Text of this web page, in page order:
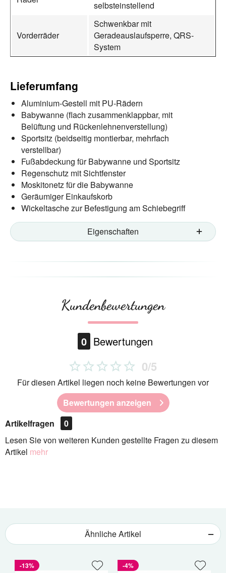
selbsteinstellend
Vorderräder
Schwenkbar mit
Geradeauslaufsperre, QRS-
System
Lieferumfang
Aluminium-Gestell mit PU-Rädern
Babywanne (flach zusammenklappbar, mit
Belüftung und Rückenlehnenverstellung)
Sportsitz (beidseitig montierbar, mehrfach
verstellbar)
Fußabdeckung für Babywanne und Sportsitz
Regenschutz mit Sichtfenster
Moskitonetz für die Babywanne
Geräumiger Einkaufskorb
Wickeltasche zur Befestigung am Schiebegriff
Eigenschaften
Kundenbewertungen
0 Bewertungen
0/5
Für diesen Artikel liegen noch keine Bewertungen vor
Bewertungen anzeigen
Artikelfragen
0
Lesen Sie von weiteren Kunden gestellte Fragen zu diesem
Artikel mehr
Ähnliche Artikel
-13% -4%